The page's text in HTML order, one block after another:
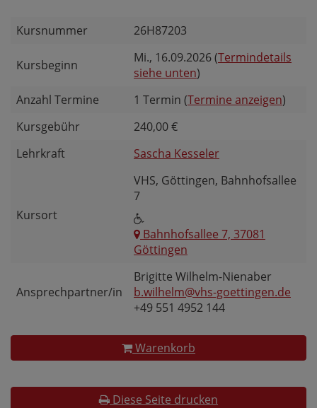
Kursnummer 26H87203
Kursbeginn Mi., 16.09.2026 (Termindetails
siehe unten)
Anzahl Termine
1 Termin (Termine anzeigen)
Kursgebühr
240,00 €
Lehrkraft
Sascha Kesseler
Kursort
VHS, Göttingen, Bahnhofsallee
7
Bahnhofsallee 7, 37081
Göttingen
Ansprechpartner/in
Brigitte Wilhelm-Nienaber
b.wilhelm@vhs-goettingen.de
+49 551 4952 144
Warenkorb
Diese Seite drucken